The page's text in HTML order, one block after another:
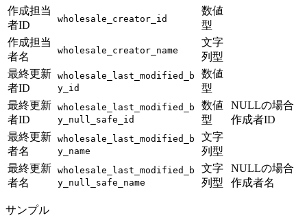
作成担当
者ID
wholesale_creator_id
数値
型
作成担当
者名
wholesale_creator_name
文字
列型
最終更新
者ID
wholesale_last_modified_b
y_id
数値
型
最終更新
者ID
wholesale_last_modified_b
y_null_safe_id
数値
型
NULLの場合
作成者ID
最終更新
者名
wholesale_last_modified_b
y_name
文字
列型
最終更新
者名
wholesale_last_modified_b
y_null_safe_name
文字
列型
NULLの場合
作成者名
サンプル